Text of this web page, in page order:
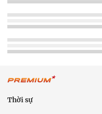
Thời sự